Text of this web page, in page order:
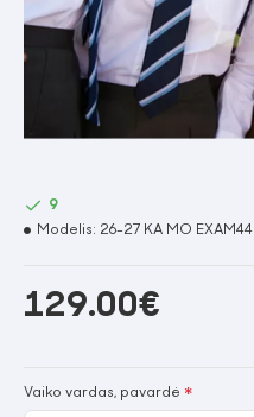
129.00€
9
Modelis: 26-27 KA MO EXAM44
Vaiko vardas, pavardė